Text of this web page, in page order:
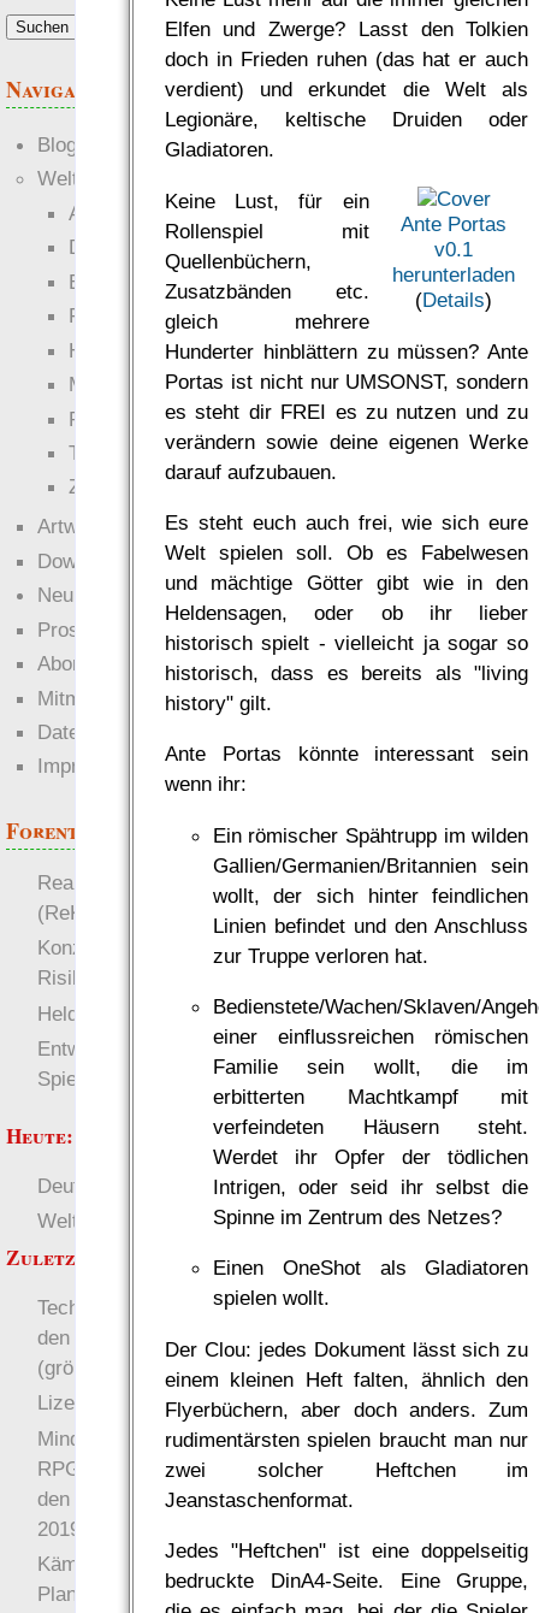
Elfen und Zwerge? Lasst den Tolkien
doch in Frieden ruhen (das hat er auch
verdient) und erkundet die Welt als
Legionäre, keltische Druiden oder
Gladiatoren.
Ante Portas
v0.1
herunterladen
(Details)
Keine Lust, für ein
Rollenspiel mit
Quellenbüchern,
Zusatzbänden etc.
gleich mehrere
Hunderter hinblättern zu müssen? Ante
Portas ist nicht nur UMSONST, sondern
es steht dir FREI es zu nutzen und zu
verändern sowie deine eigenen Werke
darauf aufzubauen.
Es steht euch auch frei, wie sich eure
Welt spielen soll. Ob es Fabelwesen
und mächtige Götter gibt wie in den
Heldensagen, oder ob ihr lieber
historisch spielt - vielleicht ja sogar so
historisch, dass es bereits als "living
history" gilt.
Ante Portas könnte interessant sein
wenn ihr:
Ein römischer Spähtrupp im wilden
Gallien/Germanien/Britannien sein
wollt, der sich hinter feindlichen
Linien befindet und den Anschluss
zur Truppe verloren hat.
Bedienstete/Wachen/Sklaven/
einer einflussreichen römischen
Familie sein wollt, die im
erbitterten Machtkampf mit
verfeindeten Häusern steht.
Werdet ihr Opfer der tödlichen
Intrigen, oder seid ihr selbst die
Spinne im Zentrum des Netzes?
Einen OneShot als Gladiatoren
spielen wollt.
Der Clou: jedes Dokument lässt sich zu
einem kleinen Heft falten, ähnlich den
Flyerbüchern, aber doch anders. Zum
rudimentärsten spielen braucht man nur
zwei solcher Heftchen im
Jeanstaschenformat.
Jedes "Heftchen" ist eine doppelseitig
bedruckte DinA4-Seite. Eine Gruppe,
Navigation
Blogs
Welten
Ante Portas
Die neuen Lande
EWS-X
Freihändler
Hinter der Welt
Magie
RaumZeit
Technophob
Zettel-RPG
Artwork
Downloads
Neuigkeiten
Prosa
Abonnieren
Mitmachen
Datenschutz
Impressum
Forenthemen
Realistische Kämpfe
(ReKa)
Konzept für Schwächen:
Risiko
Heldendokument
Entwicklung von
Spielwelten
more
Heute:
Deutsch
Welten
Zuletzt angezeigt:
Technophob-Flyer für
den heimischen Drucker
(größer)
Lizenzbestimmungen
Mindestens ein Zettel-
RPG pro Box kommt auf
den Gratisrollenspieltag
2019!
Kämpfe in der Tiefe des
Planeten